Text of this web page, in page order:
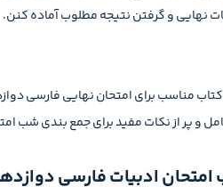
نهایی و گرفتن نتیجه مطلوب آماده کنن.
و پر از نکات مفید برای جمع بندی شب
ادبیات فارسی